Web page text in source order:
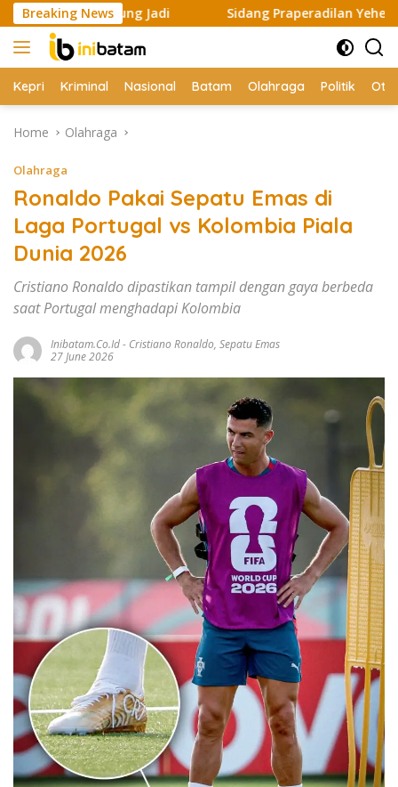
Skip
to
content
Breaking News
Jadi Sidang Praperadilan Yehezekiel
Kepri Kriminal Nasional Batam Olahraga Politik
Home Olahraga
Olahraga
Ronaldo Pakai Sepatu Emas di
Laga Portugal vs Kolombia Piala
Dunia 2026
Cristiano Ronaldo dipastikan tampil dengan gaya berbeda
saat Portugal menghadapi Kolombia
Inibatam.co.id- Cristiano Ronaldo, Sepatu Emas
27 June 2026